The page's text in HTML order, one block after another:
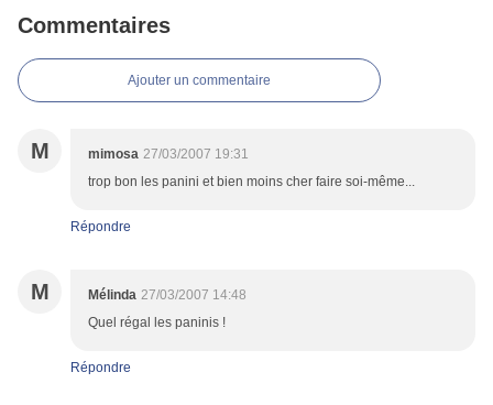
Commentaires
Ajouter un commentaire
M mimosa 27/03/2007 19:31
trop bon les panini et bien moins cher faire soi-même...
Répondre
M Mélinda 27/03/2007 14:48
Quel régal les paninis !
Répondre